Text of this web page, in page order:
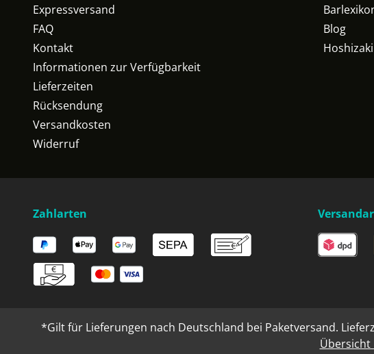
Expressversand
FAQ
Kontakt
Informationen zur Verfügbarkeit
Lieferzeiten
Rücksendung
Versandkosten
Widerruf
Blog
Zahlarten
*Gilt für Lieferungen nach Deutschland bei Paketversand.
Übersicht